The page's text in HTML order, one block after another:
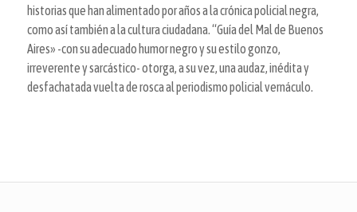
historias que han alimentado por años a la crónica policial negra,
como así también a la cultura ciudadana. “Guía del Mal de Buenos
Aires» -con su adecuado humor negro y su estilo gonzo,
irreverente y sarcástico- otorga, a su vez, una audaz, inédita y
desfachatada vuelta de rosca al periodismo policial vernáculo.